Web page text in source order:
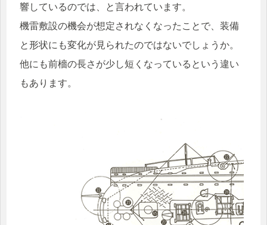
響しているのでは、と言われています。
機雷敷設の機会が想定されなくなったことで、装備
と形状にも変化が見られたのではないでしょうか。
他にも前檣の長さが少し短くなっているという違い
もあります。